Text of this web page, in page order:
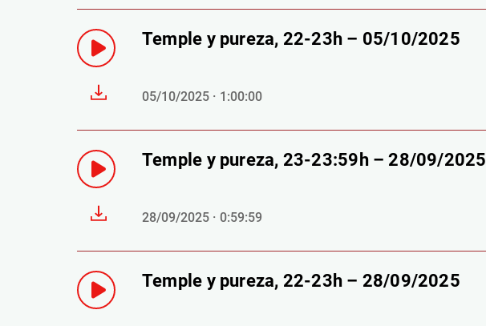
Temple y pureza, 22-23h – 05/10/2025
05/10/2025 · 1:00:00
Temple y pureza, 23-23:59h – 28/09/2025
28/09/2025 · 0:59:59
Temple y pureza, 22-23h – 28/09/2025